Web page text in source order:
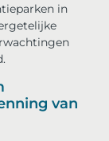
in
van